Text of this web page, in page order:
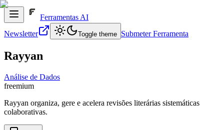
Ferramentas AI
Newsletter
Toggle theme Submeter Ferramenta
Rayyan
Análise de Dados
freemium
Rayyan organiza, gere e acelera revisões literárias sistemáticas
colaborativas.